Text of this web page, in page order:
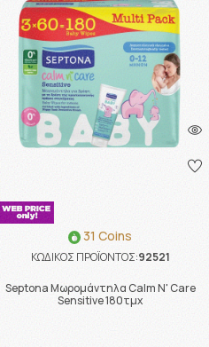
31 Coins
ΚΩΔΙΚΟΣ ΠΡΟΪΟΝΤΟΣ:92521
Septona Μωρομάντηλα Calm N' Care
Sensitive 180τμχ